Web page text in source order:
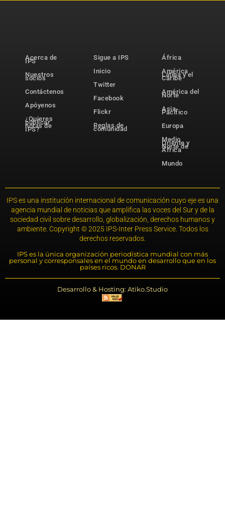
Acerca de
IPS
Nuestros
socios
Contáctenos
Apóyenos
¿Quieres
publicar
notas de
IPS?
Sigue a IPS
Inicio
Twitter
Facebook
Flickr
Reglas de
comunidad
África
América
Latina y el
Caribe
América del
Norte
Asia-
Pacífico
Europa
Medio
Oriente y
Norte de
África
Mundo
IPS es una institución internacional de comunicación cuyo eje es una
agencia mundial de noticias que amplifica las voces del Sur y de la
sociedad civil sobre desarrollo, globalización, derechos humanos y
ambiente. Copyright © 2025 IPS-Inter Press Service. Todos los
derechos reservados.
IPS es la única organización periodística mundial con más
personal y corresponsales en el mundo en desarrollo que en los
países ricos. DONAR
Desarrollo & Hosting: Atiko.Studio